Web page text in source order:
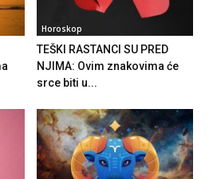
Horoskop
TEŠKI RASTANCI SU PRED
NJIMA: Ovim znakovima će
srce biti u...